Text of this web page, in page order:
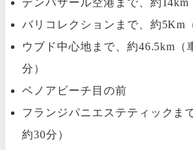
デンパサール空港まで、約14km
バリコレクションまで、約5Km
ウブド中心地まで、約46.5km（
分）
ベノアビーチ目の前
フランジパニエステティックま
約30分）